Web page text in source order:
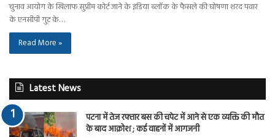
चुनाव आयोग के खिलाफ सुप्रीम कोर्ट जाने के इंडिया ब्लॉक के फैसले की घोषणा शरद पवार
के एनसीपी गुट के…
Read More »
Latest News
पटना में तेज रफ्तार बस की चपेट में आने से एक व्यक्ति की मौत
के बाद आक्रोश ; कई वाहनों में आगजनी